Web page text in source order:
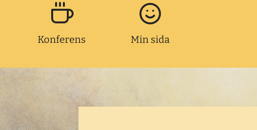
Konferens Min sida